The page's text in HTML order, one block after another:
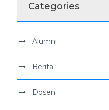
Categories
Alumni
Berita
Dosen